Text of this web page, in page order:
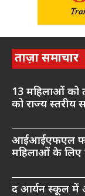
ताज़ा समाचार
13 महिलाओं को
को राज्य स्तरीय
आईआईएफएल
महिलाओं के लिए
द आर्यन स्कूल में